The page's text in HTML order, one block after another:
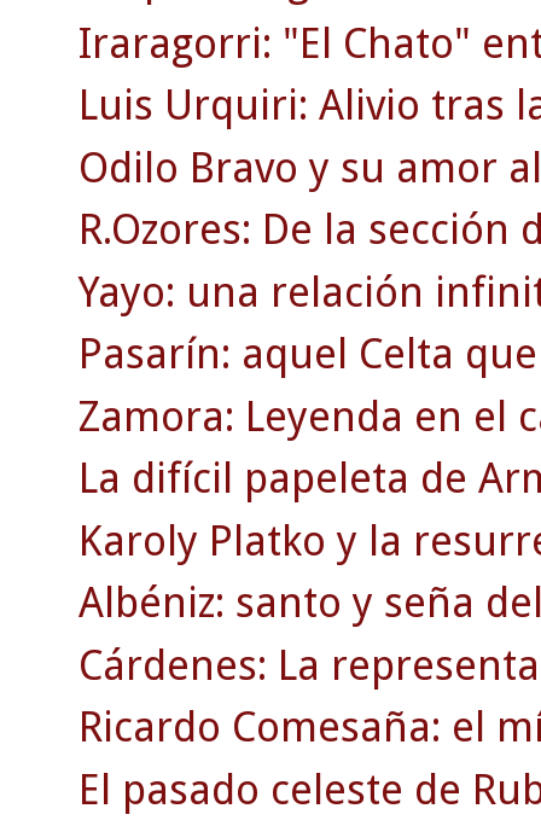
Iraragorri: "El Chato"
Luis Urquiri: Alivio tras
Odilo Bravo y su amor
R.Ozores: De la
Yayo: una relación
Pasarín: aquel Celta
Zamora: Leyenda en el
La difícil papeleta de
Karoly Platko y la
Albéniz: santo y seña
Cárdenes: La
Ricardo Comesaña: el
El pasado celeste de